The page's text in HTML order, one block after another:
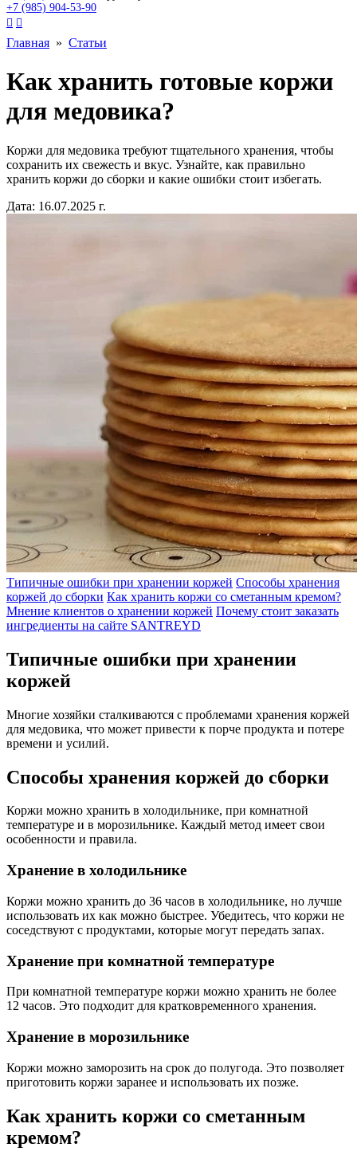
+7 (985) 904-53-90
 
Главная » Статьи
Как хранить готовые коржи
для медовика?
Коржи для медовика требуют тщательного хранения, чтобы
сохранить их свежесть и вкус. Узнайте, как правильно
хранить коржи до сборки и какие ошибки стоит избегать.
Дата: 16.07.2025 г.
Типичные ошибки при хранении коржей Способы хранения
коржей до сборки Как хранить коржи со сметанным кремом?
Мнение клиентов о хранении коржей Почему стоит заказать
ингредиенты на сайте SANTREYD
Типичные ошибки при хранении
коржей
Многие хозяйки сталкиваются с проблемами хранения коржей
для медовика, что может привести к порче продукта и потере
времени и усилий.
Способы хранения коржей до сборки
Коржи можно хранить в холодильнике, при комнатной
температуре и в морозильнике. Каждый метод имеет свои
особенности и правила.
Хранение в холодильнике
Коржи можно хранить до 36 часов в холодильнике, но лучше
использовать их как можно быстрее. Убедитесь, что коржи не
соседствуют с продуктами, которые могут передать запах.
Хранение при комнатной температуре
При комнатной температуре коржи можно хранить не более
12 часов. Это подходит для кратковременного хранения.
Хранение в морозильнике
Коржи можно заморозить на срок до полугода. Это позволяет
приготовить коржи заранее и использовать их позже.
Как хранить коржи со сметанным
кремом?